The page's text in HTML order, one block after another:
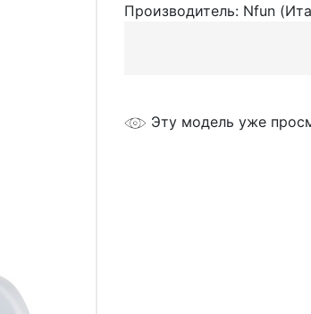
Производитель: Nfun
Эту модель уже